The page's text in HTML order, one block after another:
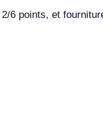
6 points, et